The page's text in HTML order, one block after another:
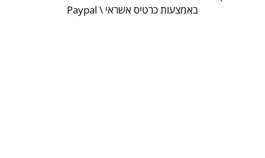
באמצעות כרטיס אשראי \ Paypal